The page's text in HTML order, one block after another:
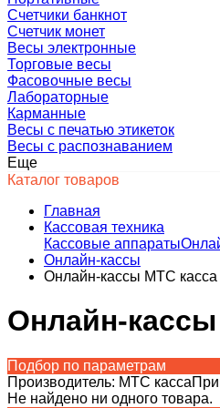
Счетчики банкнот
Счетчик монет
Весы электронные
Торговые весы
Фасовочные весы
Лабораторные
Карманные
Весы с печатью этикеток
Весы с распознаванием
Еще
Каталог товаров
Главная
Кассовая техника
Кассовые аппараты
Онлайн-кассы
Онлайн-кассы МТС
Онлайн-
Подбор по параметрам
Производитель: МТС касса
Не найдено ни одного товара.